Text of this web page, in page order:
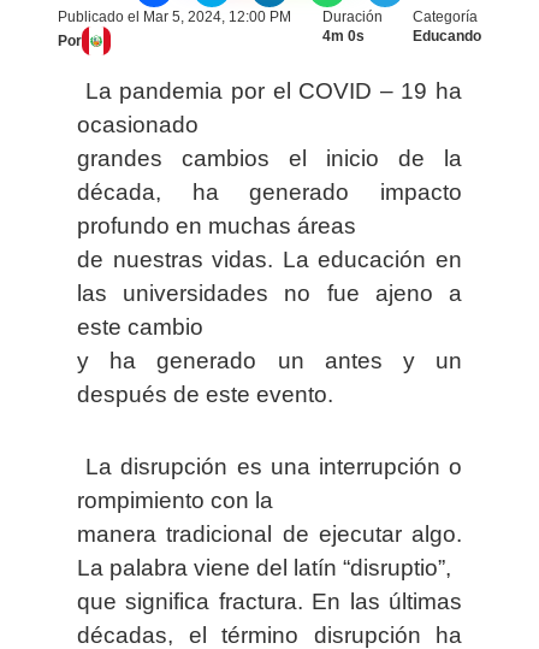
Publicado el Mar 5, 2024, 12:00 PM
Por
Duración
4m 0s
Categoría
Educando
La pandemia por el COVID – 19 ha
ocasionado
grandes cambios el inicio de la
década, ha generado impacto
profundo en muchas áreas
de nuestras vidas. La educación en
las universidades no fue ajeno a
este cambio
y ha generado un antes y un
después de este evento.
La disrupción es una interrupción o
rompimiento con la
manera tradicional de ejecutar algo.
La palabra viene del latín “disruptio”,
que significa fractura. En las últimas
décadas, el término disrupción ha